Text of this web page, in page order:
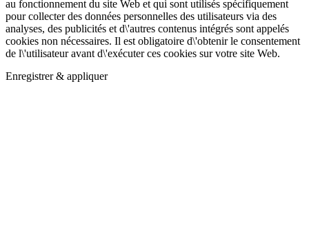
au fonctionnement du site Web et qui sont utilisés spécifiquement
pour collecter des données personnelles des utilisateurs via des
analyses, des publicités et d\'autres contenus intégrés sont appelés
cookies non nécessaires. Il est obligatoire d\'obtenir le consentement
de l\'utilisateur avant d\'exécuter ces cookies sur votre site Web.
Enregistrer & appliquer